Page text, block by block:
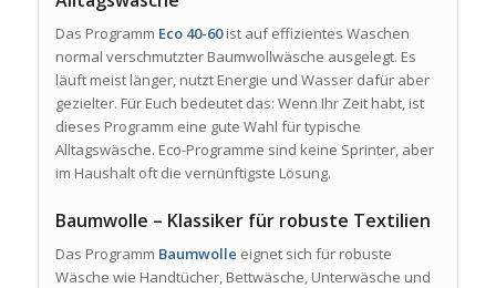
Das Programm Eco 40-60ist auf effizientes Waschen
normal verschmutzter Baumwollwäsche ausgelegt. Es
läuft meist länger, nutzt Energie und Wasser dafür aber
gezielter. Für Euch bedeutet das: Wenn Ihr Zeit habt, ist
dieses Programm eine gute Wahl für typische
Alltagswäsche. Eco-Programme sind keine Sprinter, aber
im Haushalt oft die vernünftigste Lösung.
Baumwolle – Klassiker für robuste Textilien
Das Programm Baumwolle eignet sich für robuste
Wäsche wie Handtücher, Bettwäsche, Unterwäsche und